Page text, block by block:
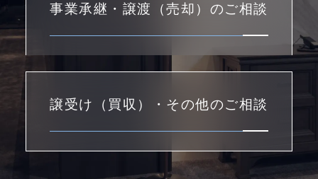
事業承継・譲渡（売却）のご相談
譲受け（買収）・その他のご相談